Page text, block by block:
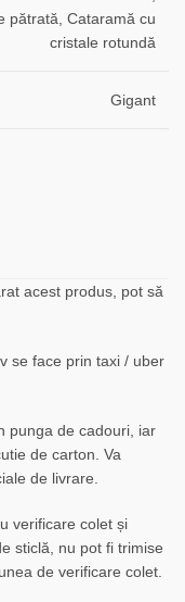
pătrată, Cataramă cu
cristale rotundă
Gigant
acest produs, pot să
se face prin taxi / uber
punga de cadouri, iar
de carton. Va
de livrare.
verificare colet și
sticlă, nu pot fi trimise
de verificare colet.